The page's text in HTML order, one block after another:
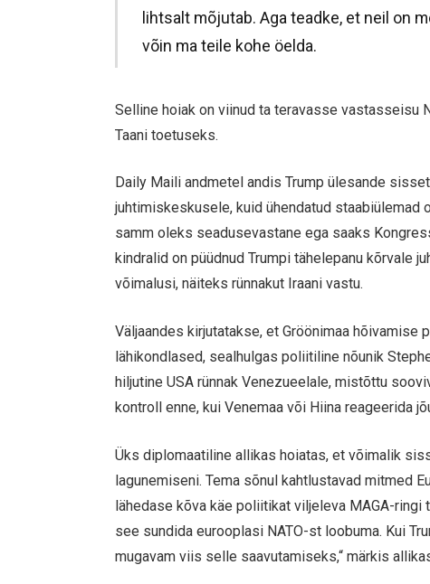
lihtsalt mõjutab. Aga teadke, et neil on
võin ma teile kohe öelda.
Selline hoiak on viinud ta teravasse vastasseisu
Taani toetuseks.
Daily Maili andmetel andis Trump ülesande
juhtimiskeskusele, kuid ühendatud staabiülemad
samm oleks seadusevastane ega saaks
kindralid on püüdnud Trumpi tähelepanu kõrvale
võimalusi, näiteks rünnakut Iraani vastu.
Väljaandes kirjutatakse, et Gröönimaa
lähikondlased, sealhulgas poliitiline nõunik
hiljutine USA rünnak Venezueelale, mistõttu
kontroll enne, kui Venemaa või Hiina reageerida
Üks diplomaatiline allikas hoiatas, et võimalik
lagunemiseni. Tema sõnul kahtlustavad mitmed
lähedase kõva käe poliitikat viljeleva MAGA-ringi
see sundida eurooplasi NATO-st loobuma. Kui
mugavam viis selle saavutamiseks,“ märkis